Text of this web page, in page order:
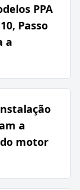
PPA
Passo
a
a
motor